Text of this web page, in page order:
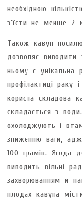
необхідною
з’їсти не менше 2
Також кавун
дозволяє виводити
ньому є унікальна
профілактиці раку
корисна складова
складається з
охолоджують і
зниженню ваги,
100 грамів. Ягода
виводить вільні
захворюванням й
плодах кавуна